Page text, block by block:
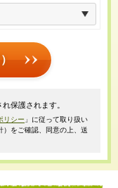
保護されます。
リシー 」に従って取り扱い
）をご確認、同意の上、送